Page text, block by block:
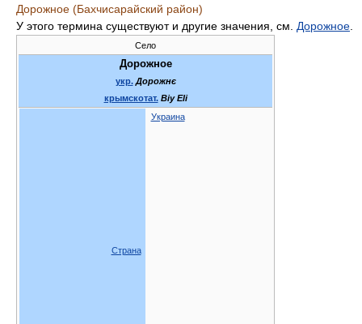
Дорожное (Бахчисарайский район)
У этого термина существуют и другие значения, см. Дорожное
Село
Дорожное
укр. Дорожнє
крымскотат.Biy Eli
Страна
Украина